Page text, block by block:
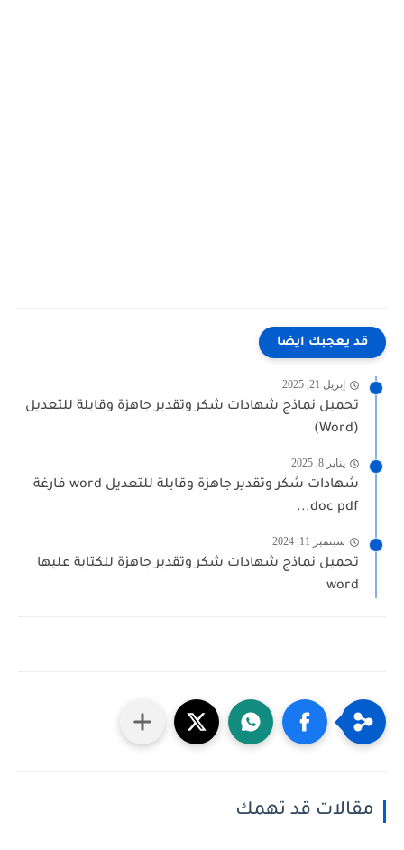
قد يعجبك ايضا
إبريل 21, 2025
تحميل نماذج شهادات شكر وتقدير جاهزة وقابلة للتعديل
(Word)
يناير 8, 2025
شهادات شكر وتقدير جاهزة وقابلة للتعديل word فارغة
doc pdf...
سبتمبر 11, 2024
تحميل نماذج شهادات شكر وتقدير جاهزة للكتابة عليها
word
مقالات قد تهمك